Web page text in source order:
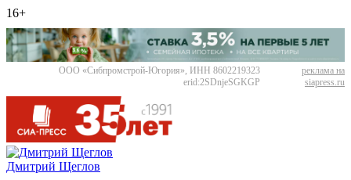
16+
ООО «Сибпромстрой-Югория», ИНН 8602219323
erid:2SDnjeSGKGP
реклама на
siapress.ru
Дмитрий Щеглов